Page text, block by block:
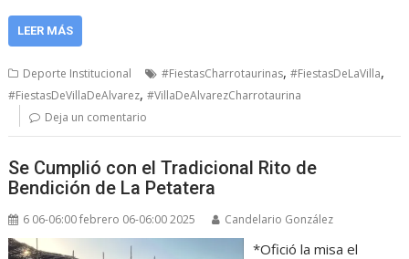
LEER MÁS
Deporte Institucional #FiestasCharrotaurinas,#FiestasDeLaVilla,
#FiestasDeVillaDeAlvarez,#VillaDeAlvarezCharrotaurina
Deja un comentario
Se Cumplió con el Tradicional Rito de
Bendición de La Petatera
6 06-06:00 febrero 06-06:00 2025 Candelario González
*Ofició la misa el